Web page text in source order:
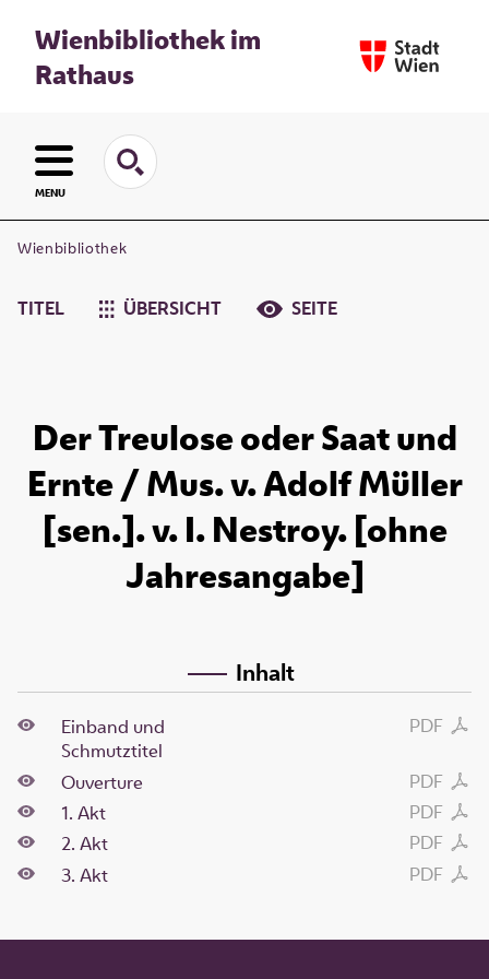
Wienbibliothek im
Rathaus
MENU
Wienbibliothek
TITEL ÜBERSICHT SEITE
Der Treulose oder Saat und
Ernte / Mus. v. Adolf Müller
[sen.]. v. I. Nestroy. [ohne
Jahresangabe]
Inhalt
PDF
Einband und
Schmutztitel
PDF
Ouverture
PDF
1. Akt
PDF
2. Akt
PDF
3. Akt